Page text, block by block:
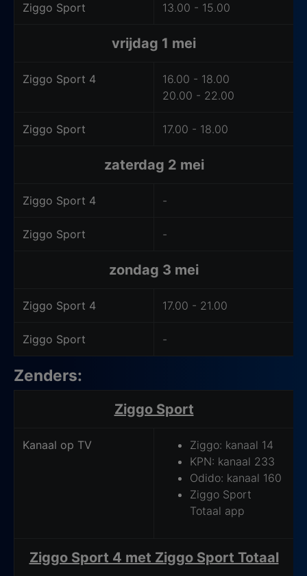
Ziggo Sport 13.00 - 15.00
vrijdag 1 mei
Ziggo Sport 4
16.00 - 18.00
20.00 - 22.00
Ziggo Sport 17.00 - 18.00
zaterdag 2 mei
Ziggo Sport 4 -
Ziggo Sport -
zondag 3 mei
Ziggo Sport 4 17.00 - 21.00
Ziggo Sport -
Zenders:
Ziggo Sport
Kanaal op TV
Ziggo: kanaal 14
KPN: kanaal 233
Odido: kanaal 160
Ziggo Sport
Totaal app
Ziggo Sport 4 met Ziggo Sport Totaal